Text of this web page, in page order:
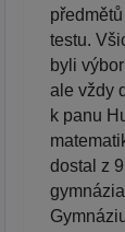
testu.
byli
ale vždy
k panu
dostal z